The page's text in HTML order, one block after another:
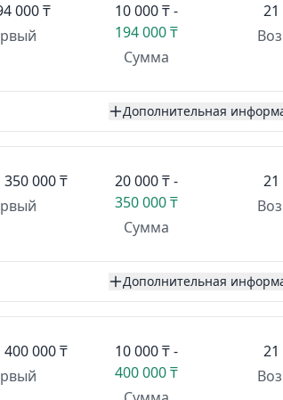
000 ₸
10 000 ₸ -
194 000 ₸
Сумма
21
Дополнительная
350 000 ₸
20 000 ₸ -
350 000 ₸
Сумма
21
Дополнительная
400 000 ₸
10 000 ₸ -
400 000 ₸
21